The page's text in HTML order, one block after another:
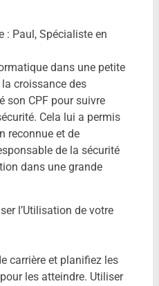
: Paul, Spécialiste en
dans une petite
croissance des
son CPF pour suivre
Cela lui a permis
reconnue et de
de la sécurité
dans une grande
l’Utilisation de votre
carrière et planifiez les
les atteindre. Utiliser